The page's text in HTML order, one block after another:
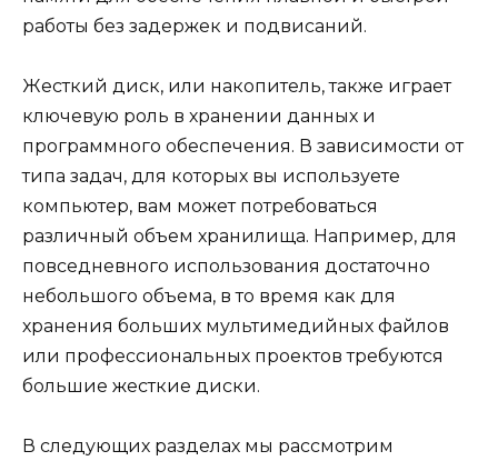
работы без задержек и подвисаний.
Жесткий диск, или накопитель, также играет
ключевую роль в хранении данных и
программного обеспечения. В зависимости от
типа задач, для которых вы используете
компьютер, вам может потребоваться
различный объем хранилища. Например, для
повседневного использования достаточно
небольшого объема, в то время как для
хранения больших мультимедийных файлов
или профессиональных проектов требуются
большие жесткие диски.
В следующих разделах мы рассмотрим